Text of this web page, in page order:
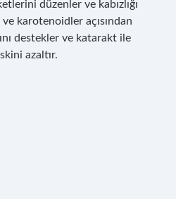
düzenler ve kabızlığı
karotenoidler açısından
destekler ve katarakt ile
azaltır.